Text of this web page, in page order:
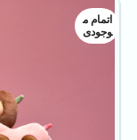
اتمام م
وجودی